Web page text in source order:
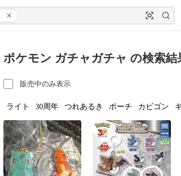
ポケモン ガチャガチャ の検索結
販売中のみ表示
ライト 30周年 つれあるき ポーチ カビゴン